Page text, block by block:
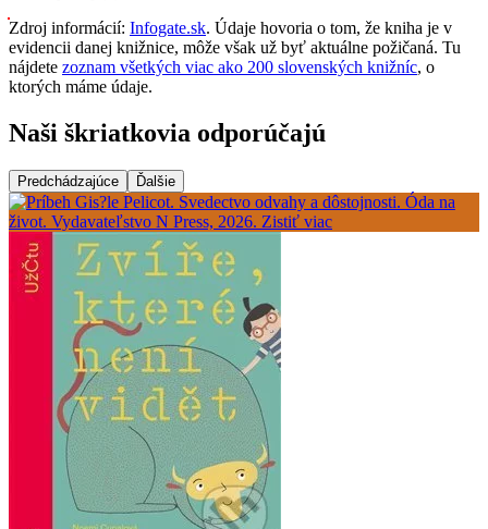
Zdroj informácií: Infogate.sk. Údaje hovoria o tom, že kniha je v
evidencii danej knižnice, môže však už byť aktuálne požičaná. Tu
nájdete zoznam všetkých viac ako 200 slovenských knižníc, o
ktorých máme údaje.
Naši škriatkovia odporúčajú
Predchádzajúce Ďalšie